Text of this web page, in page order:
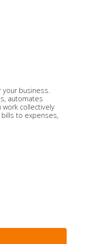
your business.
automates
collectively
to expenses,